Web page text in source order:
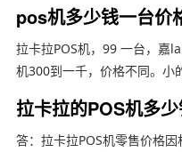
pos机多少钱一台价
拉卡拉POS机，99 一台，嘉
机300到一千，价格不同。小
拉卡拉的POS机多少
答：拉卡拉POS机零售价格